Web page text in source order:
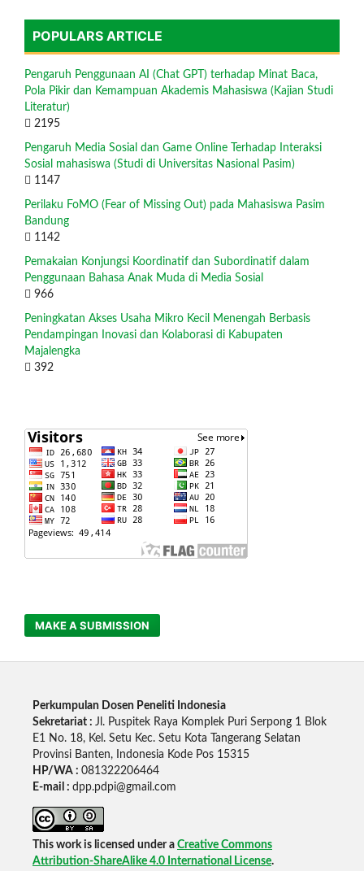
POPULARS ARTICLE
Pengaruh Penggunaan AI (Chat GPT) terhadap Minat Baca,
Pola Pikir dan Kemampuan Akademis Mahasiswa (Kajian Studi
Literatur)
2195
Pengaruh Media Sosial dan Game Online Terhadap Interaksi
Sosial mahasiswa (Studi di Universitas Nasional Pasim)
1147
Perilaku FoMO (Fear of Missing Out) pada Mahasiswa Pasim
Bandung
1142
Pemakaian Konjungsi Koordinatif dan Subordinatif dalam
Penggunaan Bahasa Anak Muda di Media Sosial
966
Peningkatan Akses Usaha Mikro Kecil Menengah Berbasis
Pendampingan Inovasi dan Kolaborasi di Kabupaten
Majalengka
392
MAKE A SUBMISSION
Perkumpulan Dosen Peneliti Indonesia
Sekretariat : Jl. Puspitek Raya Komplek Puri Serpong 1 Blok
E1 No. 18, Kel. Setu Kec. Setu Kota Tangerang Selatan
Provinsi Banten, Indonesia Kode Pos 15315
HP/WA : 081322206464
E-mail : dpp.pdpi@gmail.com
This work is licensed under a Creative Commons
Attribution-ShareAlike 4.0 International License.